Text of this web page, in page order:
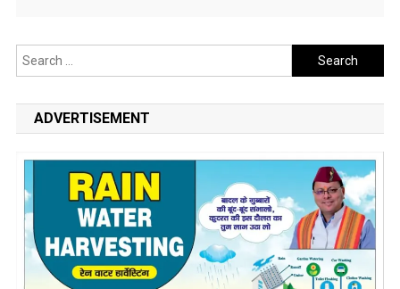
Search
for:
ADVERTISEMENT